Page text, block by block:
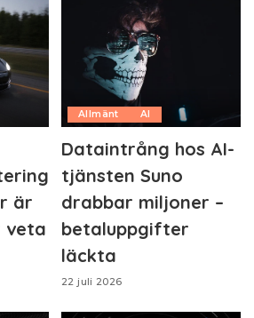
är
veta
Allmänt AI
Dataintrång hos AI-
tjänsten Suno
drabbar miljoner –
betaluppgifter
läckta
22 juli 2026